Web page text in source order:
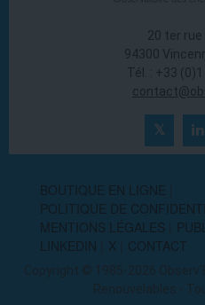
20 ter
94300
Tél. : +33
BOUTIQUE EN LIGNE
POLITIQUE DE
MENTIONS LÉGALES
LINKEDIN
X CONTACT
Copyright © 1985-2026